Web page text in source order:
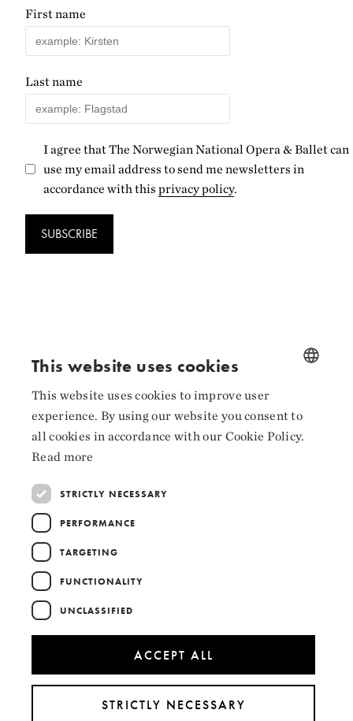
First name
Last name
I agree that The Norwegian National Opera & Ballet can
use my email address to send me newsletters in
accordance with this privacy policy.
SUBSCRIBE
Instagram
Collaborators
NORWEGIAN
ENGLISH
This website uses cookies
This website uses cookies to improve user
experience. By using our website you consent to
all cookies in accordance with our Cookie Policy.
Read more
STRICTLY NECESSARY
PERFORMANCE
TARGETING
FUNCTIONALITY
UNCLASSIFIED
ACCEPT ALL
STRICTLY NECESSARY